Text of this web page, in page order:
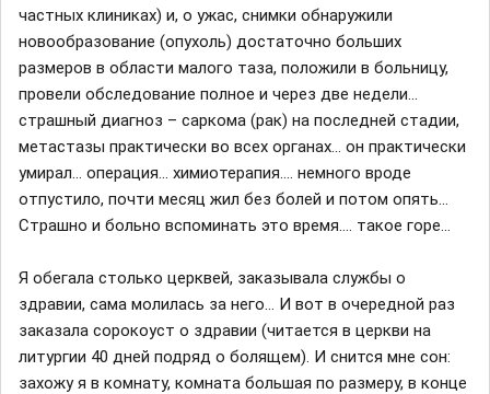
частных клиниках) и, о ужас, снимки обнаружили
новообразование (опухоль) достаточно больших
размеров в области малого таза, положили в больницу,
провели обследование полное и через две недели…
страшный диагноз – саркома (рак) на последней стадии,
метастазы практически во всех органах… он практически
умирал… операция… химиотерапия…. немного вроде
отпустило, почти месяц жил без болей и потом опять…
Страшно и больно вспоминать это время…. такое горе…
Я обегала столько церквей, заказывала службы о
здравии, сама молилась за него… И вот в очередной раз
заказала сорокоуст о здравии (читается в церкви на
литургии 40 дней подряд о болящем). И снится мне сон:
захожу я в комнату, комната большая по размеру, в конце